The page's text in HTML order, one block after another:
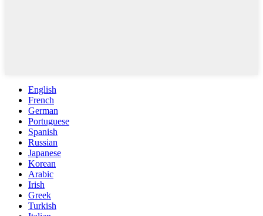
English
French
German
Portuguese
Spanish
Russian
Japanese
Korean
Arabic
Irish
Greek
Turkish